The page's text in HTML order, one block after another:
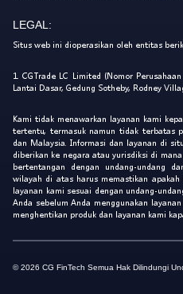
LEGAL:
Situs web ini dioperasikan oleh entitas
1. CGTrade LC Limited (Nomor
Lantai Dasar, Gedung Sotheby, Rodney
Kami tidak menawarkan layanan kami
tertentu, termasuk namun tidak terbatas
dan Malaysia. Informasi dan layanan di
diberikan ke negara atau yurisdiksi di
bertentangan dengan undang-undang
wilayah di atas harus memastikan
layanan kami sesuai dengan undang-
Anda sebelum Anda menggunakan
menghentikan produk dan layanan kami
© 2026 CG FinTech Semua Hak Dilindungi